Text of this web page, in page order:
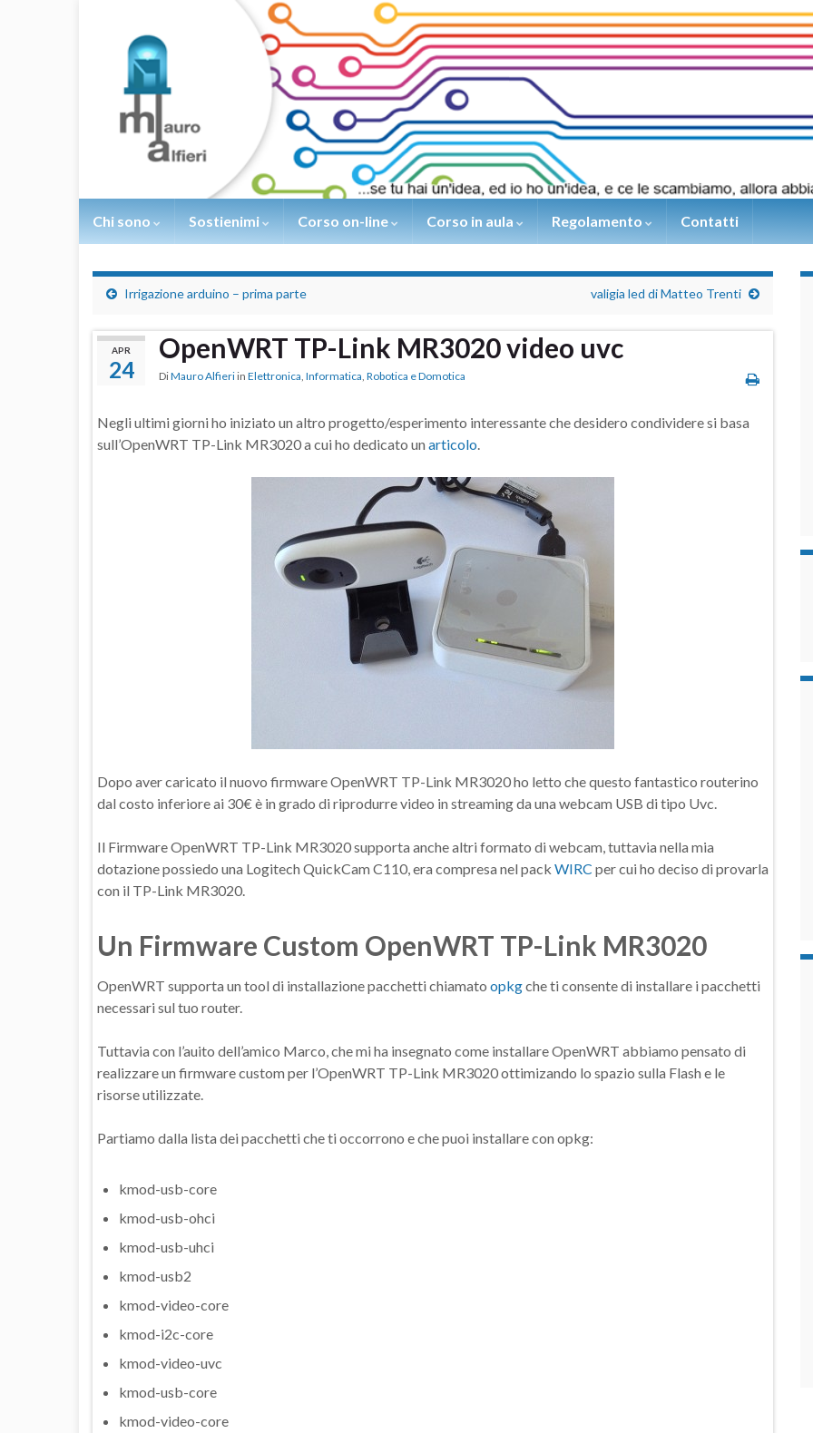
Chi sono Sostienimi Corso on-line Corso in aula Regolamento Contatti
Irrigazione arduino – prima parte valigia led di Matteo Trenti
APR
24
OpenWRT TP-Link MR3020 video uvc
DiMauro Alfieri in Elettronica, Informatica, Robotica e Domotica
Negli ultimi giorni ho iniziato un altro progetto/esperimento interessante che desidero condividere si basa
sull’OpenWRT TP-Link MR3020 a cui ho dedicato un articolo.
Dopo aver caricato il nuovo firmware OpenWRT TP-Link MR3020 ho letto che questo fantastico routerino
dal costo inferiore ai 30€ è in grado di riprodurre video in streaming da una webcam USB di tipo Uvc.
Il Firmware OpenWRT TP-Link MR3020 supporta anche altri formato di webcam, tuttavia nella mia
dotazione possiedo una Logitech QuickCam C110, era compresa nel pack WIRC per cui ho deciso di provarla
con il TP-Link MR3020.
Un Firmware Custom OpenWRT TP-Link MR3020
OpenWRT supporta un tool di installazione pacchetti chiamato opkgche ti consente di installare i pacchetti
necessari sul tuo router.
Tuttavia con l’auito dell’amico Marco, che mi ha insegnato come installare OpenWRT abbiamo pensato di
realizzare un firmware custom per l’OpenWRT TP-Link MR3020 ottimizando lo spazio sulla Flash e le
risorse utilizzate.
Partiamo dalla lista dei pacchetti che ti occorrono e che puoi installare con opkg:
kmod-usb-core
kmod-usb-ohci
kmod-usb-uhci
kmod-usb2
kmod-video-core
kmod-i2c-core
kmod-video-uvc
kmod-usb-core
kmod-video-core